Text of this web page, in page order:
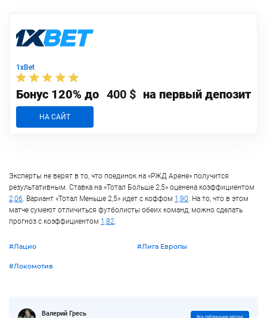
1xBet
Бонус 120% до 400 $ на первый депозит
НА САЙТ
Эксперты не верят в то, что поединок на «РЖД Арене» получится
результативным. Ставка на «Тотал Больше 2,5» оценена коэффициентом
2,06 . Вариант «Тотал Меньше 2,5» идет с коффом 1,90 . На то, что в этом
матче сумеют отличиться футболисты обеих команд, можно сделать
прогноз с коэффициентом 1,82
#Лацио
#Локомотив
#Лига Европы
Валерий Гресь Все публикации автора